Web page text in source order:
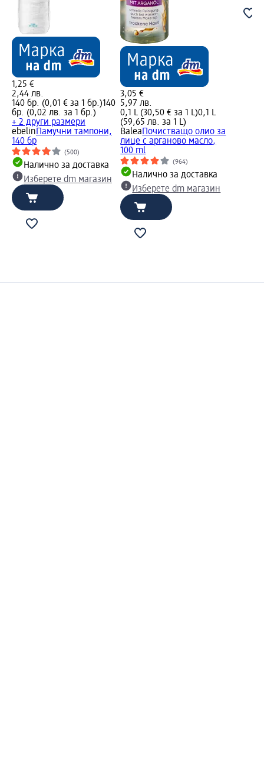
1,25 €
2,44 лв.
140 бр. (0,01 € за 1 бр.)140
бр. (0,02 лв. за 1 бр.)
+ 2 други размери
ebelinПамучни тампони,
140 бр
(500)
Налично за доставка
Изберете dm магазин
3,05 €
5,97 лв.
0,1 L (30,50 € за 1 L)0,1 L
(59,65 лв. за 1 L)
BaleaПочистващо олио за
лице с арганово масло,
100 ml
(964)
Налично за доставка
Изберете dm магазин